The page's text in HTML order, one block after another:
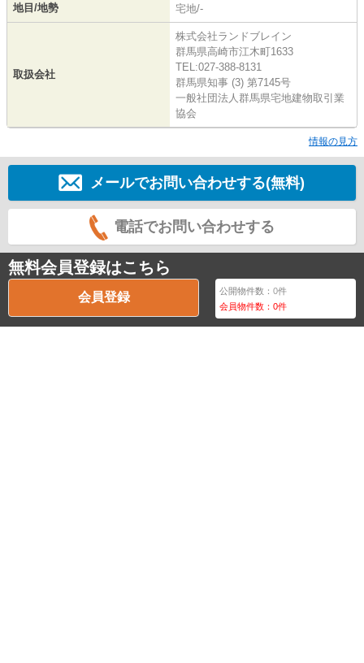
地目/地勢 宅地/-
取扱会社
株式会社ランドブレイン
群馬県高崎市江木町1633
TEL:027-388-8131
群馬県知事 (3) 第7145号
一般社団法人群馬県宅地建物取引業
協会
情報の見方
メールでお問い合わせする(無料)
電話でお問い合わせする
無料会員登録はこちら
会員登録 公開物件数：0件
会員物件数：0件